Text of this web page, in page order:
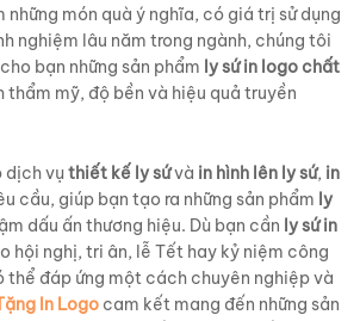
những món quà ý nghĩa, có giá trị sử dụng
nghiệm lâu năm trong ngành, chúng tôi
bạn những sản phẩm ly sứ in logo chất
thẩm mỹ, độ bền và hiệu quả truyền
dịch vụthiết kế ly sứvà in hình lên ly sứ, in
cầu, giúp bạn tạo ra những sản phẩm ly
dấu ấn thương hiệu. Dù bạn cần ly sứ in
hội nghị, tri ân, lễ Tết hay kỷ niệm công
thể đáp ứng một cách chuyên nghiệp và
In Logo cam kết mang đến những sản